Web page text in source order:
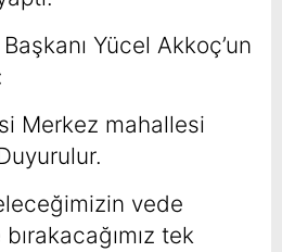
Yücel Akkoç’un
Merkez mahallesi
vede
tek